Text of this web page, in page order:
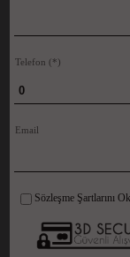
Telefon(*)
Email
Sözleşme Şartlarını